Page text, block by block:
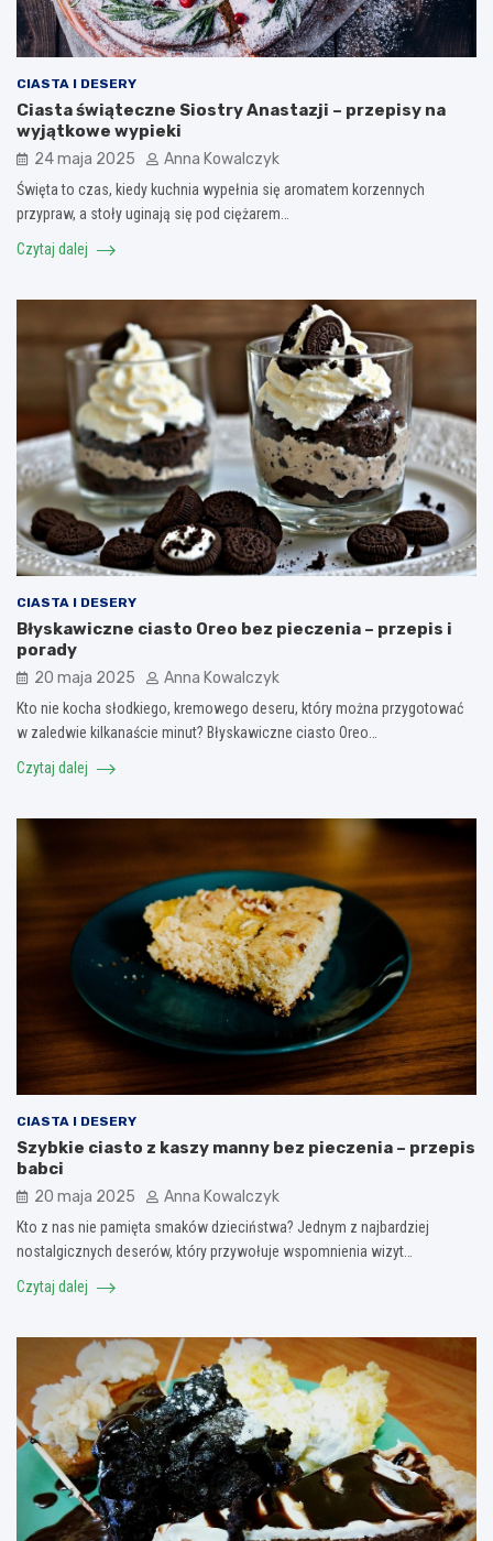
CIASTA I DESERY
Ciasta świąteczne Siostry Anastazji – przepisy na
wyjątkowe wypieki
24 maja 2025 Anna Kowalczyk
Święta to czas, kiedy kuchnia wypełnia się aromatem korzennych
przypraw, a stoły uginają się pod ciężarem…
Czytaj dalej
CIASTA I DESERY
Błyskawiczne ciasto Oreo bez pieczenia – przepis i
porady
20 maja 2025 Anna Kowalczyk
Kto nie kocha słodkiego, kremowego deseru, który można przygotować
w zaledwie kilkanaście minut? Błyskawiczne ciasto Oreo…
Czytaj dalej
CIASTA I DESERY
Szybkie ciasto z kaszy manny bez pieczenia – przepis
babci
20 maja 2025 Anna Kowalczyk
Kto z nas nie pamięta smaków dzieciństwa? Jednym z najbardziej
nostalgicznych deserów, który przywołuje wspomnienia wizyt…
Czytaj dalej